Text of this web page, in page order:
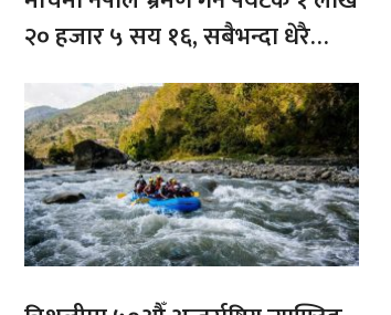
२० हजार ५ सय १६, सबैभन्दा धेरै
भारतबाट